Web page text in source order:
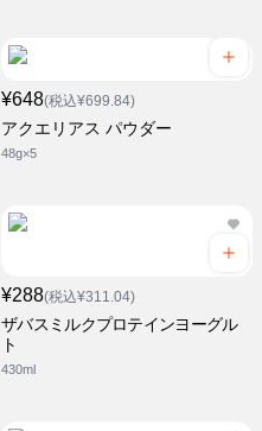
¥648(税込¥699.84)
アクエリアス パウダー
48g×5
¥288(税込¥311.04)
ザバスミルクプロテインヨーグル
ト
430ml